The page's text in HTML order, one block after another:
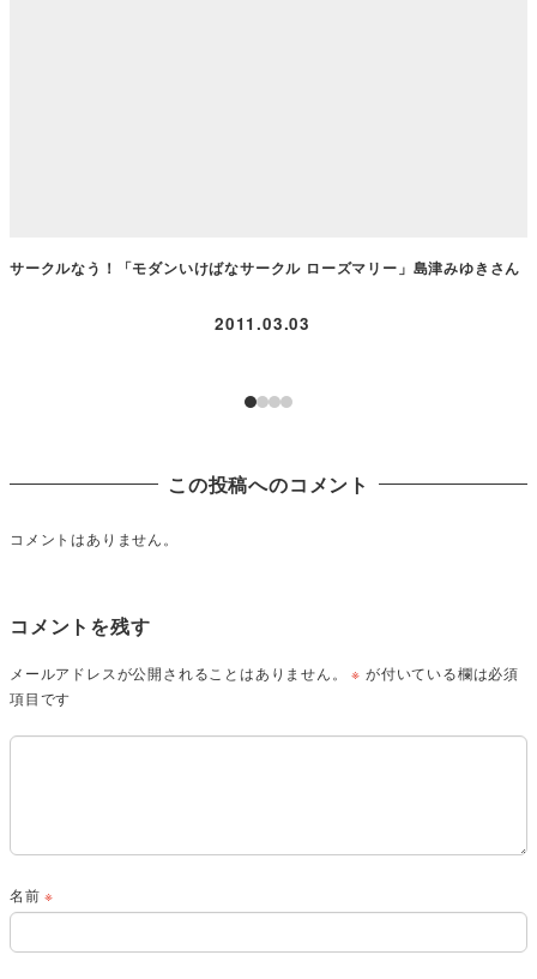
サークルなう！「モダンいけばなサークル ローズマリー」島津みゆきさん
2011.03.03
この投稿へのコメント
コメントはありません。
コメントを残す
メールアドレスが公開されることはありません。 ※ が付いている欄は必須
項目です
名前※